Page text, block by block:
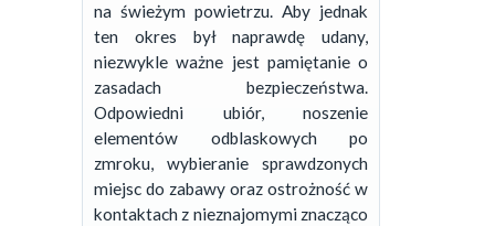
na świeżym powietrzu. Aby jednak
ten okres był naprawdę udany,
niezwykle ważne jest pamiętanie o
zasadach bezpieczeństwa.
Odpowiedni ubiór, noszenie
elementów odblaskowych po
zmroku, wybieranie sprawdzonych
miejsc do zabawy oraz ostrożność w
kontaktach z nieznajomymi znacząco